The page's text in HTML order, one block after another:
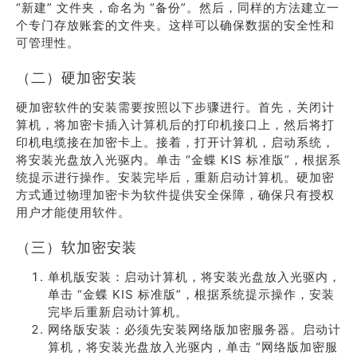
“新建” 文件夹，命名为 “备份”。然后，同样的方法建立一
个专门存放账套的文件夹。这样可以确保数据的安全性和
可管理性。
（二）硬加密安装
硬加密软件的安装需要按照以下步骤进行。首先，关闭计
算机，将加密卡插入计算机后的打印机接口上，然后将打
印机电缆接在加密卡上。接着，打开计算机，启动系统，
将安装光盘放入光驱内。单击 “金蝶 KIS 标准版”，根据系
统提示进行操作。安装完毕后，重新启动计算机。硬加密
方式通过物理加密卡为软件提供安全保障，确保只有授权
用户才能使用软件。
（三）软加密安装
单机版安装：启动计算机，将安装光盘放入光驱内，
单击 “金蝶 KIS 标准版”，根据系统提示操作，安装
完毕后重新启动计算机。
网络版安装：必须先安装网络版加密服务器。启动计
算机，将安装光盘放入光驱内，单击 “网络版加密服